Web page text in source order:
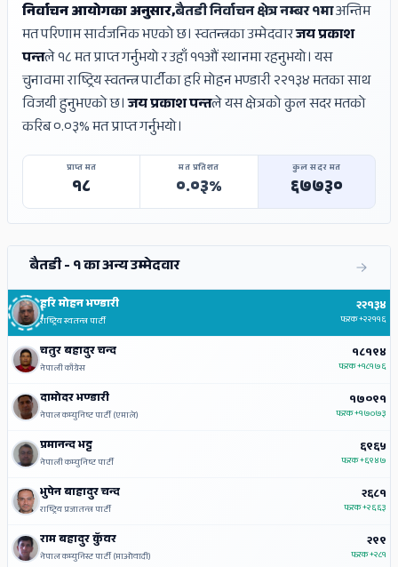
निर्वाचन आयोगका अनुसार,बैतडी निर्वाचन क्षेत्र नम्बर १माअन्तिम
मत परिणाम सार्वजनिक भएको छ। स्वतन्त्रका उम्मेदवारजय प्रकाश
पन्तले १८ मत प्राप्त गर्नुभयो र उहाँ ११औं स्थानमा रहनुभयो। यस
चुनावमा राष्ट्रिय स्वतन्त्र पार्टीका हरि मोहन भण्डारी २२१३४ मतका साथ
विजयी हुनुभएको छ।जय प्रकाश पन्तले यस क्षेत्रको कुल सदर मतको
करिब ०.०३% मत प्राप्त गर्नुभयो।
प्राप्त मत
१८
मत प्रतिशत
०.०३%
कुल सदर मत
६७७३०
बैतडी - १ का अन्य उम्मेदवार
हरि मोहन भण्डारी
राष्ट्रिय स्वतन्त्र पार्टी
२२१३४
फरक+२२११६
चतुर बहादुर चन्द
नेपाली काँग्रेस
१८१९४
फरक+१८१७६
दामोदर भण्डारी
नेपाल कम्युनिष्ट पार्टी (एमाले)
१७०९१
फरक+१७०७३
प्रमानन्द भट्ट
नेपाली कम्युनिष्ट पार्टी
६९६५
फरक+६९४७
भुपेन बाहादुर चन्द
राष्ट्रिय प्रजातन्त्र पार्टी
२६८१
फरक+२६६३
राम बहादुर कुँवर
नेपाल कम्युनिस्ट पार्टी (माओवादी)
२९९
फरक+२८१